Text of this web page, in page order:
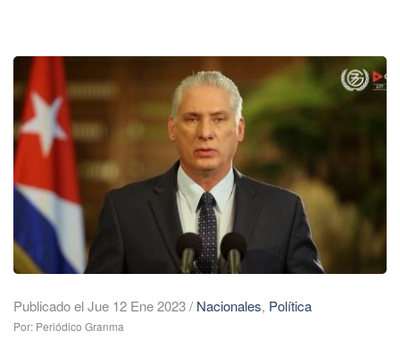
Publicado el Jue 12 Ene 2023/ Nacionales, Política
Por: Periódico Granma